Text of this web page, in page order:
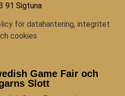
91 Sigtuna
för datahantering, integritet
cookies
Game Fair och
Slott